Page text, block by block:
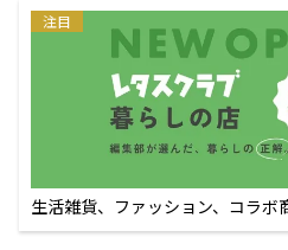
注目
生活雑貨、ファッション、コラ
えるECサイト